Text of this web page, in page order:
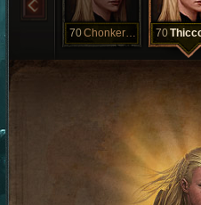
70 Chonkerella 70